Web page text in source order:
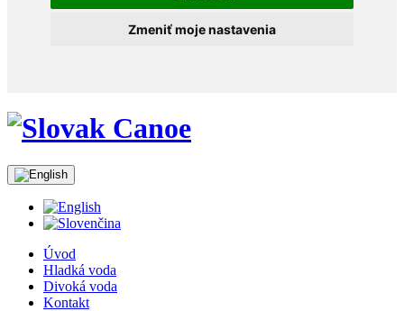
Zmeniť moje nastavenia
Úvod
Hladká voda
Divoká voda
Kontakt